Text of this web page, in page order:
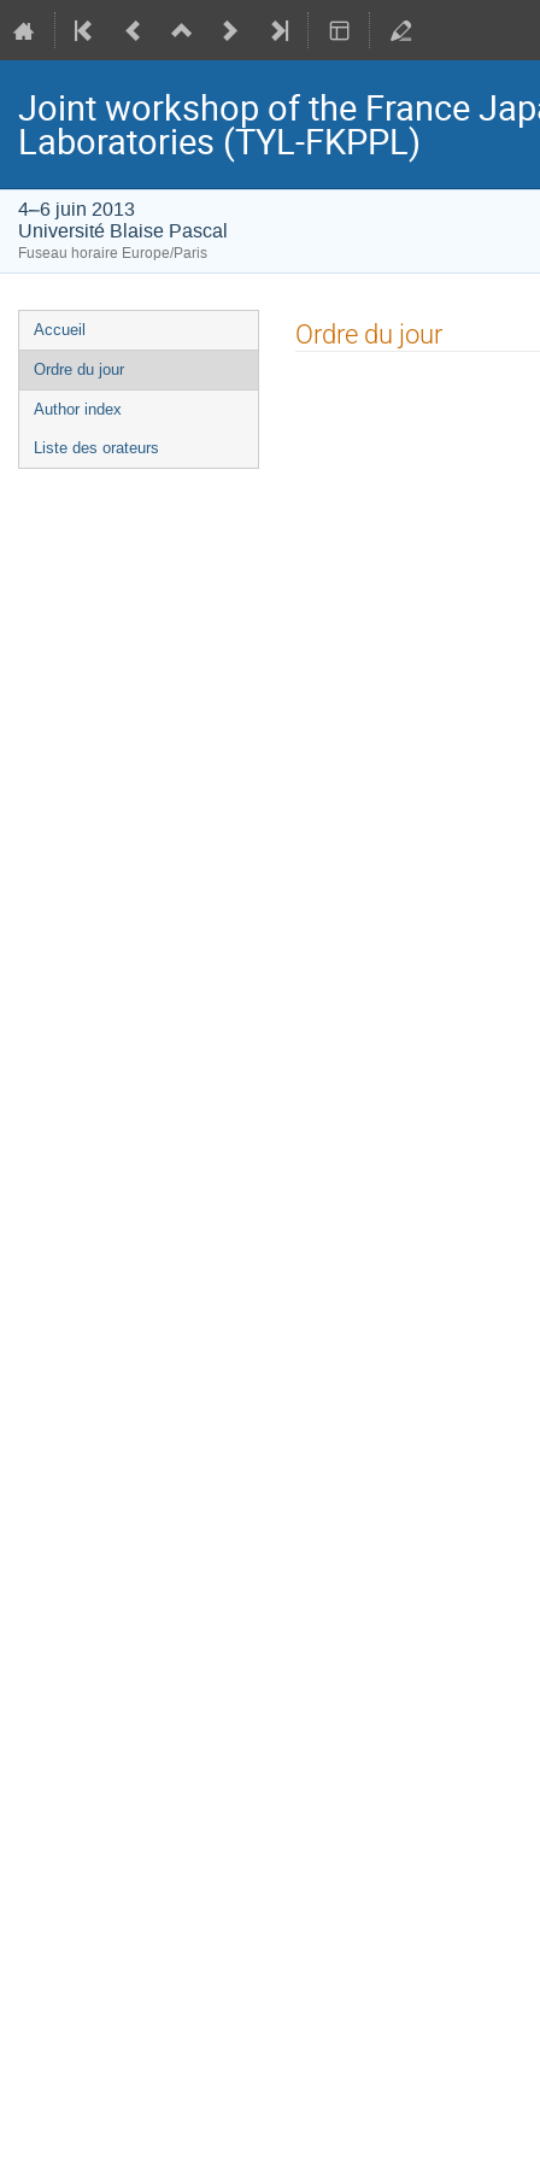
Joint workshop of the France
Laboratories (TYL-FKPPL)
4–6 juin 2013
Université Blaise Pascal
Fuseau horaire Europe/Paris
Menu
de
l'événement
Accueil
Ordre du jour
Author index
Liste des orateurs
Ordre du jour